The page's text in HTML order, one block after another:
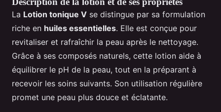
La Lotion tonique V se distingue par sa formulation
riche en huiles essentielles. Elle est conçue pour
revitaliser et rafraîchir la peau après le nettoyage.
Grâce à ses composés naturels, cette lotion aide à
équilibrer le pH de la peau, tout en la préparant à
recevoir les soins suivants. Son utilisation régulière
promet une peau plus douce et éclatante.